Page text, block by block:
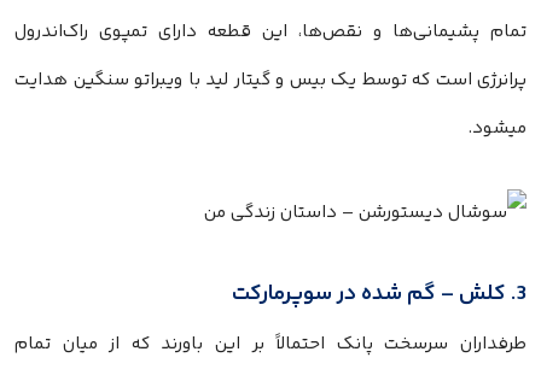
تمام پشیمانی‌ها و نقص‌ها، این قطعه دارای تمپوی راک‌اندرول
پرانرژی است که توسط یک بیس و گیتار لید با ویبراتو سنگین هدایت
میشود.
3. کلش – گم شده در سوپرمارکت
طرفداران سرسخت پانک احتمالاً بر این باورند که از میان تمام